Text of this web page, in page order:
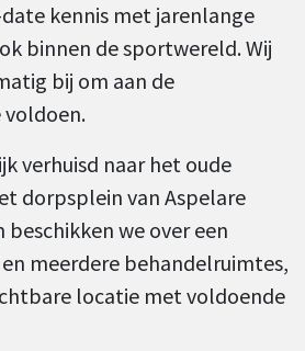
kennis met jarenlange
binnen de sportwereld. Wij
bij om aan de
verhuisd naar het oude
dorpsplein van Aspelare
beschikken we over een
meerdere behandelruimtes,
locatie met voldoende